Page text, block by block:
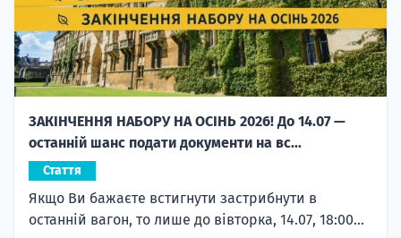
ЗАКІНЧЕННЯ НАБОРУ НА ОСІНЬ 2026! До 14.07 —
останній шанс подати документи на вс...
Стаття
Якщо Ви бажаєте встигнути застрибнути в
останній вагон, то лише до вівторка, 14.07, 18:00...